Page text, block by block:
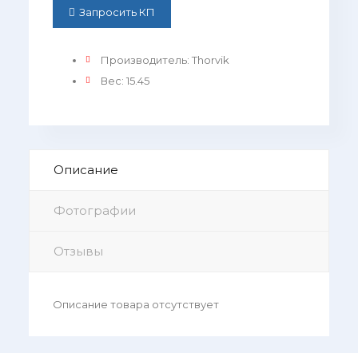
Запросить КП
Производитель: Thorvik
Вес: 15.45
Описание
Фотографии
Отзывы
Описание товара отсутствует